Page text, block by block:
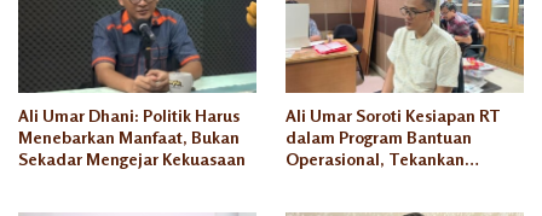
Ali Umar Dhani: Politik Harus
Menebarkan Manfaat, Bukan
Sekadar Mengejar Kekuasaan
Ali Umar Soroti Kesiapan RT
dalam Program Bantuan
Operasional, Tekankan